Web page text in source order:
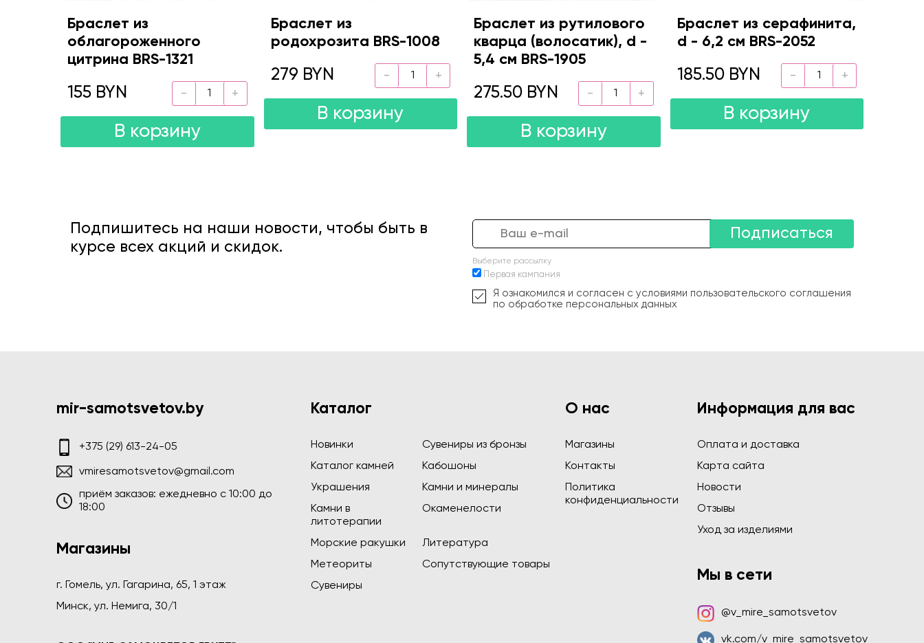
Браслет из
облагороженного
цитрина BRS-1321
155 BYN
В корзину
Браслет из
родохрозита BRS-1008
279 BYN
В корзину
Браслет из рутилового
кварца (волосатик), d -
5,4 см BRS-1905
275.50 BYN
В корзину
Браслет из серафинита,
d - 6,2 см BRS-2052
185.50 BYN
В корзину
Подпишитесь на наши новости, чтобы быть в
курсе всех акций и скидок.
Подписаться
Выберите рассылку
Первая кампания
Я ознакомился и согласен с условиями пользовательского соглашения
по обработке персональных данных
mir-samotsvetov.by
+375 (29) 613-24-05
vmiresamotsvetov@gmail.com
приём заказов: ежедневно c 10:00 до
18:00
Магазины
г. Гомель, ул. Гагарина, 65, 1 этаж
Минск, ул. Немига, 30/1
Каталог
Новинки
Сувениры из бронзы
Каталог камней
Кабошоны
Украшения
Камни и минералы
Камни в
литотерапии
Окаменелости
Морские ракушки
Литература
Метеориты
Сопутствующие товары
Сувениры
О нас
Магазины
Контакты
Политика
конфиденциальности
Информация для вас
Оплата и доставка
Карта сайта
Новости
Отзывы
Уход за изделиями
Мы в сети
@v_mire_samotsvetov
vk.com/v_mire_samotsvetov